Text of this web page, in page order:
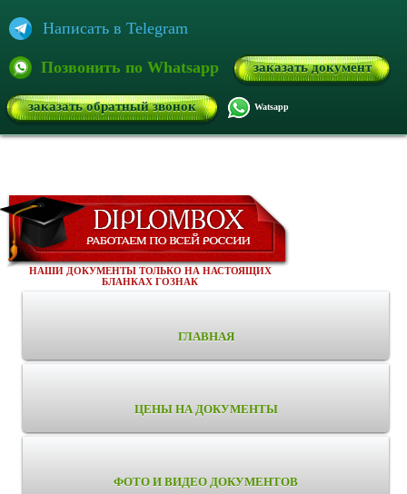
Написать в Telegram
Позвонить по Whatsapp заказать документ
заказать обратный звонок Watsapp
НАШИ ДОКУМЕНТЫ ТОЛЬКО НА НАСТОЯЩИХ
БЛАНКАХ ГОЗНАК
ГЛАВНАЯ
ЦЕНЫ НА ДОКУМЕНТЫ
ФОТО И ВИДЕО ДОКУМЕНТОВ